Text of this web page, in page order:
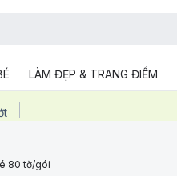
LÀM ĐẸP & TRANG ĐIỂM
80 tờ/gói